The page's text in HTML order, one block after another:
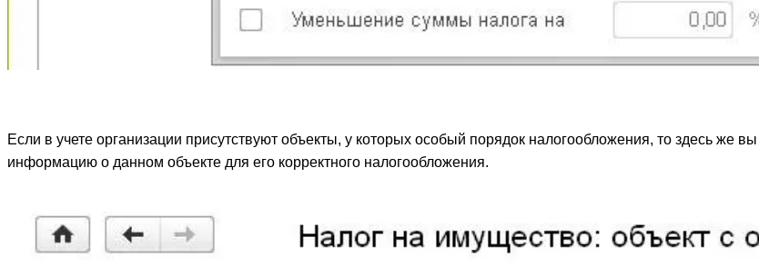
Если в учете организации присутствуют объекты, у которых особый порядок налогообложения, то здесь же
информацию о данном объекте для его корректного налогообложения.